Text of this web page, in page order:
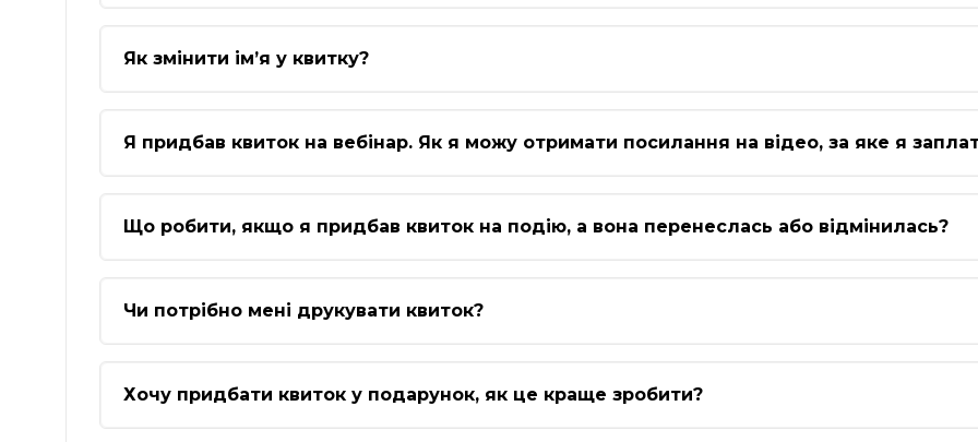
Як змінити ім’я у квитку?
Я придбав квиток на вебінар. Як я можу отримати посилання на відео, за яке я
Що робити, якщо я придбав квиток на подію, а вона перенеслась або відмінилась?
Чи потрібно мені друкувати квиток?
Хочу придбати квиток у подарунок, як це краще зробити?